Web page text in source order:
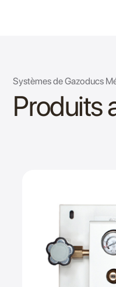
Systèmes de Gazoducs
Produits